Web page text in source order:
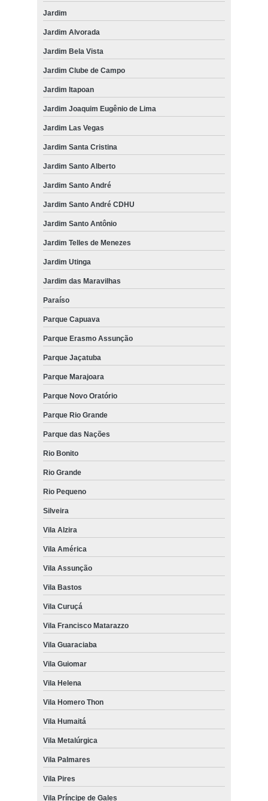
Jardim
Jardim Alvorada
Jardim Bela Vista
Jardim Clube de Campo
Jardim Itapoan
Jardim Joaquim Eugênio de Lima
Jardim Las Vegas
Jardim Santa Cristina
Jardim Santo Alberto
Jardim Santo André
Jardim Santo André CDHU
Jardim Santo Antônio
Jardim Telles de Menezes
Jardim Utinga
Jardim das Maravilhas
Paraíso
Parque Capuava
Parque Erasmo Assunção
Parque Jaçatuba
Parque Marajoara
Parque Novo Oratório
Parque Rio Grande
Parque das Nações
Rio Bonito
Rio Grande
Rio Pequeno
Silveira
Vila Alzira
Vila América
Vila Assunção
Vila Bastos
Vila Curuçá
Vila Francisco Matarazzo
Vila Guaraciaba
Vila Guiomar
Vila Helena
Vila Homero Thon
Vila Humaitá
Vila Metalúrgica
Vila Palmares
Vila Pires
Vila Príncipe de Gales